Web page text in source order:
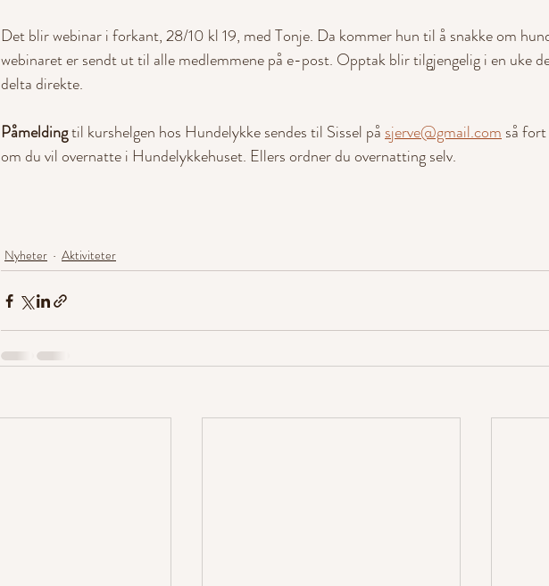
Det blir webinar i forkant, 28/10 kl 19, med Tonje. Da kommer hun til å snakke om
webinaret er sendt ut til alle medlemmene på e-post. Opptak blir tilgjengelig i en uke
delta direkte.
Påmelding til kurshelgen hos Hundelykke sendes til Sissel på sjerve@gmail.com så
om du vil overnatte i Hundelykkehuset. Ellers ordner du overnatting selv.
Nyheter Aktiviteter